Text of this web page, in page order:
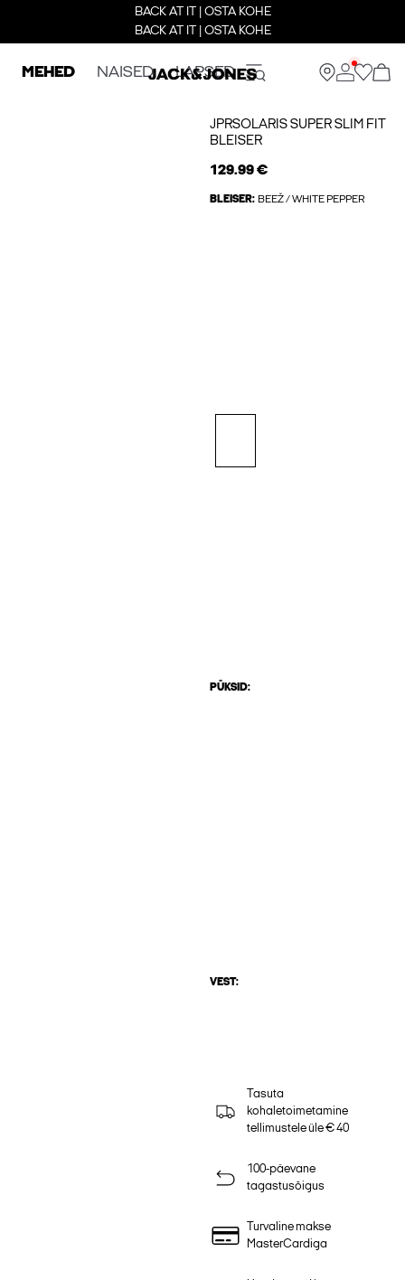
BACK AT IT | OSTA KOHE
BACK AT IT | OSTA KOHE
MEHED NAISED LAPSED
JPRSOLARIS SUPER SLIM FIT
BLEISER
129.99 €
BLEISER: BEEŽ / WHITE PEPPER
PÜKSID:
VEST:
Tasuta
kohaletoimetamine
tellimustele üle € 40
100-päevane
tagastusõigus
Turvaline makse
MasterCardiga